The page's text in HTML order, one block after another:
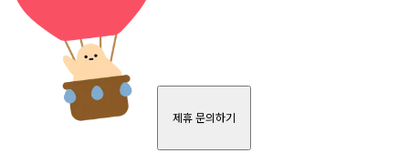
제휴 문의하기